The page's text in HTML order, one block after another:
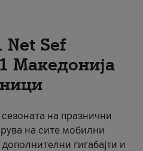
Net Sеf
Македонија
на празнични
на сите мобилни
гигабајти и